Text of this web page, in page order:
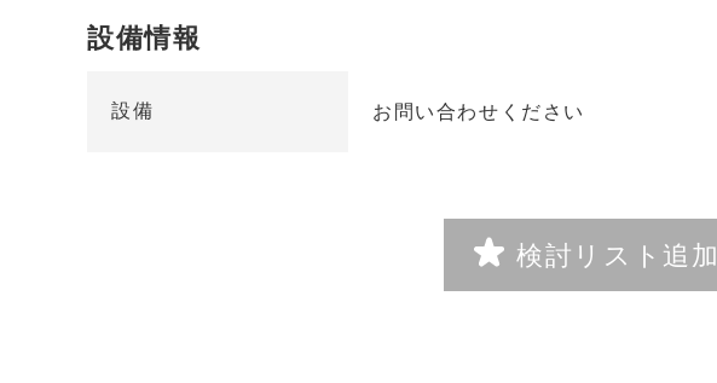
設備情報
設備 お問い合わせください
検討リスト追加